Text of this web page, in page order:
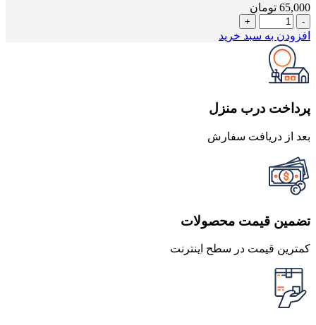
65,000 تومان
جدول
ارزش
مکانی
عدد
افزودن به سبد خرید
پرداخت درب منزل
بعد از دریافت سفارش
تضمین قیمت محصولات
کمترین قیمت در سطح اینترنت